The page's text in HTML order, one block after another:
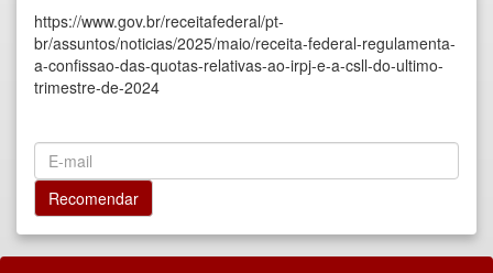
https://www.gov.br/receitafederal/pt-
br/assuntos/noticias/2025/maio/receita-federal-regulamenta-
a-confissao-das-quotas-relativas-ao-irpj-e-a-csll-do-ultimo-
trimestre-de-2024